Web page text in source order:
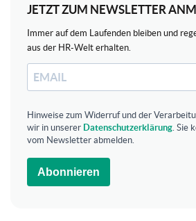
JETZT ZUM NEWSLETTER
Immer auf dem Laufenden bleiben und
aus der HR-Welt erhalten.
Hinweise zum Widerruf und der
wir in unserer Datenschutzerklärung . Sie
vom Newsletter abmelden.
Abonnieren